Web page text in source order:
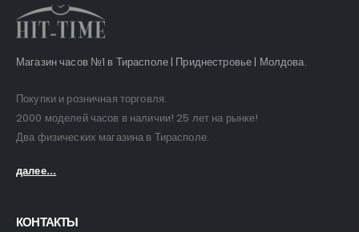
Магазин часов №1 в Тирасполе | Приднестровье | Молдова.
Покупки и розничная торговля.
2000 моделей часов в наличии! 25 лет на рынке!
Два физических магазина в Тирасполе.
далее...
КОНТАКТЫ